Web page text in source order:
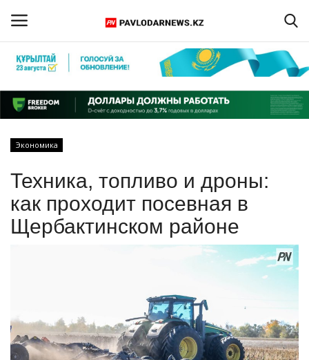
Регистрация
Главная
ПАВЛОДАРСКАЯ ОБЛАСТЬ
КАЗАХСТАН
СПОРТ
Экономика
Техника, топливо и дроны:
как проходит посевная в
Щербактинском районе